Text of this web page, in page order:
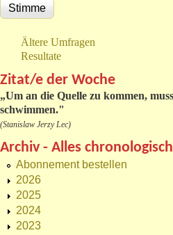
Ältere Umfragen
Resultate
Zitat/e der Woche
„Um an die Quelle zu kommen,
schwimmen."
(Stanislaw Jerzy Lec)
Archiv - Alles chronologisch
Abonnement bestellen
2026
2025
2024
2023